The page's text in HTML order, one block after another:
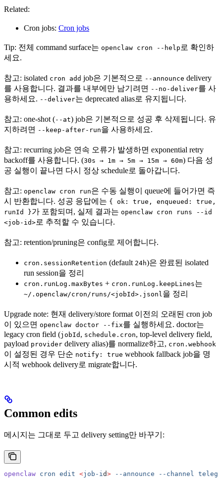
Related:
Cron jobs: Cron jobs
Tip: 전체 command surface는 openclaw cron --help 로 확인하
세요.
참고: isolated cron add job은 기본적으로 --announce delivery
를 사용합니다. 결과를 내부에만 남기려면 --no-deliver를 사
용하세요. --deliver는 deprecated alias로 유지됩니다.
참고: one-shot (--at) job은 기본적으로 성공 후 삭제됩니다. 유
지하려면 --keep-after-run을 사용하세요.
참고: recurring job은 연속 오류가 발생하면 exponential retry
backoff를 사용합니다. (30s → 1m → 5m → 15m → 60m) 다음 성
공 실행이 끝나면 다시 정상 schedule로 돌아갑니다.
참고: openclaw cron run은 수동 실행이 queue에 들어가면 즉
시 반환합니다. 성공 응답에는 { ok: true, enqueued: true,
runId }가 포함되며, 실제 결과는 openclaw cron runs --id
<job-id>로 추적할 수 있습니다.
참고: retention/pruning은 config로 제어합니다.
cron.sessionRetention (default 24h)은 완료된 isolated
run session을 정리
cron.runLog.maxBytes + cron.runLog.keepLines는
~/.openclaw/cron/runs/<jobId>.jsonl을 정리
Upgrade note: 현재 delivery/store format 이전의 오래된 cron job
이 있으면 openclaw doctor --fix를 실행하세요. doctor는
legacy cron field (jobId , schedule.cron, top-level delivery field,
payload provider delivery alias)를 normalize하고, cron.webhook
이 설정된 경우 단순 notify: true webhook fallback job을 명
시적 webhook delivery로 migrate합니다.
Common edits
메시지는 그대로 두고 delivery setting만 바꾸기:
openclaw cron edit <job-id> --announce --channel